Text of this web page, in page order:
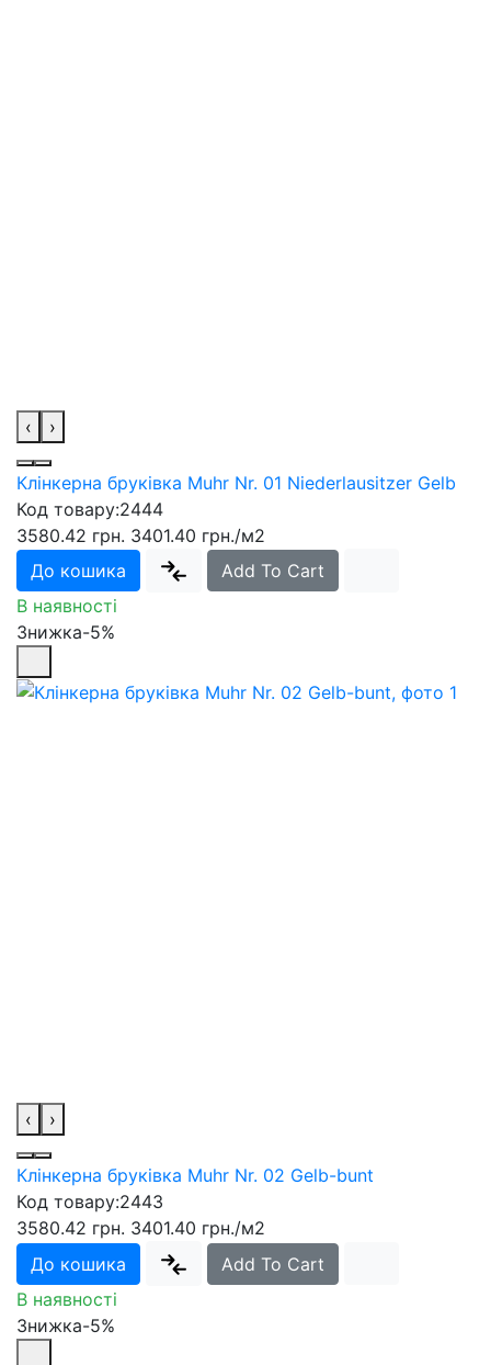
‹ ›
Клінкерна бруківка Muhr Nr. 01 Niederlausitzer Gelb
Код товару:2444
3580.42 грн. 3401.40 грн./м2
До кошика
Add To Cart
В наявності
Знижка-5%
‹ ›
Клінкерна бруківка Muhr Nr. 02 Gelb-bunt
Код товару:2443
3580.42 грн. 3401.40 грн./м2
До кошика
Add To Cart
В наявності
Знижка-5%